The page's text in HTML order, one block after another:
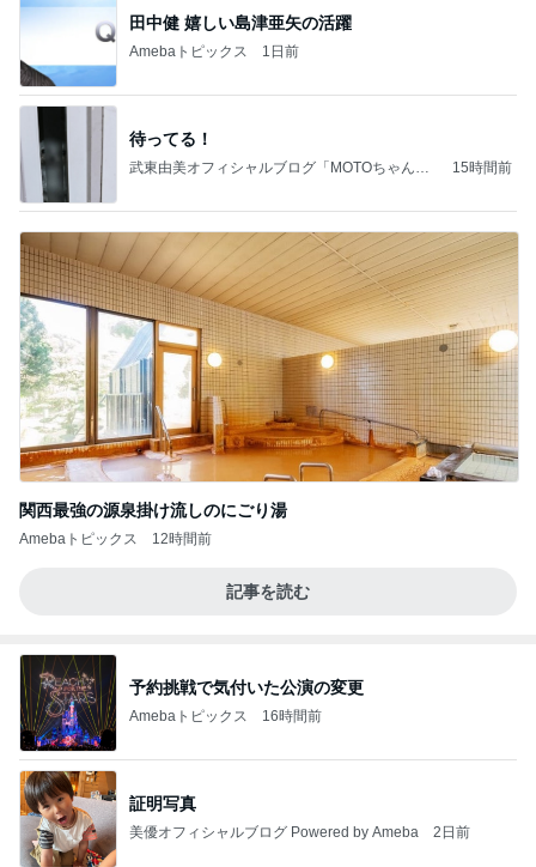
田中健 嬉しい島津亜矢の活躍
Amebaトピックス 1日前
待ってる！
武東由美オフィシャルブログ「MOTOちゃんと
15時間前
関西最強の源泉掛け流しのにごり湯
Amebaトピックス 12時間前
記事を読む
予約挑戦で気付いた公演の変更
Amebaトピックス 16時間前
証明写真
美優オフィシャルブログ Powered by Ameba 2日前